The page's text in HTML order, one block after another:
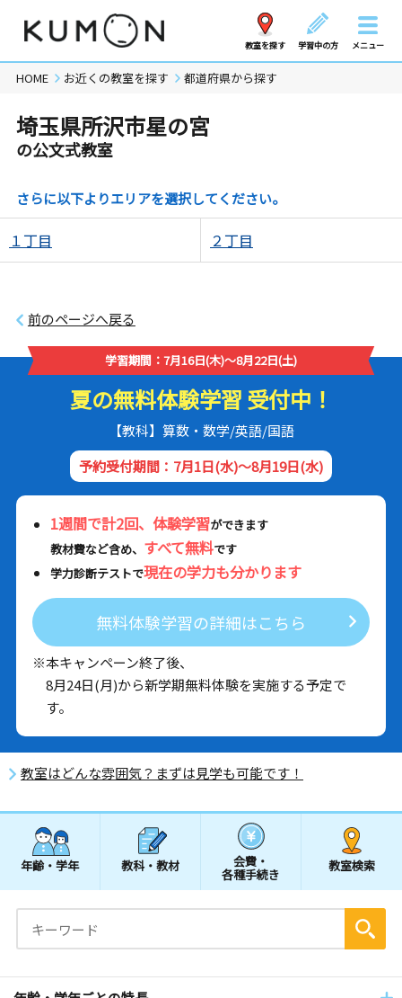
教室を探す 学習中の方 メニュー
HOME お近くの教室を探す 都道府県から探す
埼玉県所沢市星の宮
の公文式教室
さらに以下よりエリアを選択してください。
１丁目 ２丁目
前のページへ戻る
学習期間：7月16日(木)～8月22日(土)
夏の無料体験学習 受付中！
【教科】算数・数学/英語/国語
予約受付期間：7月1日(水)～8月19日(水)
1週間で計2回、体験学習ができます
教材費など含め、 すべて無料です
学力診断テストで現在の学力も分かります
無料体験学習の詳細はこちら
※本キャンペーン終了後、
8月24日(月)から新学期無料体験を実施する予定で
す。
教室はどんな雰囲気？まずは見学も可能です！
年齢・学年 教科・教材 会費・
各種手続き
教室検索